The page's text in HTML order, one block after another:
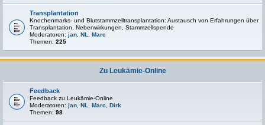
Transplantation
Knochenmarks- und Blutstammzelltransplantation: Austausch von Erfahrungen über
Transplantation, Nebenwirkungen, Stammzellspende
Moderatoren: jan NL
Marc
Themen: 225
Zu Leukämie-Online
Feedback
Feedback zu Leukämie-Online
Moderatoren: jan NL Marc
Dirk
Themen: 98